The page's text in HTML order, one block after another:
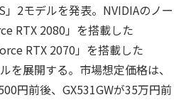
」2モデルを発表。NVIDIAのノー
RTX 2080」を搭載した
RTX 2070」を搭載した
を展開する。市場想定価格は、
円前後、GX531GWが35万円前